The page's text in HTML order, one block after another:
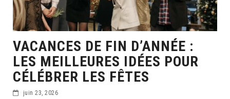
VACANCES DE FIN D’ANNÉE :
LES MEILLEURES IDÉES POUR
CÉLÉBRER LES FÊTES
juin 23, 2026